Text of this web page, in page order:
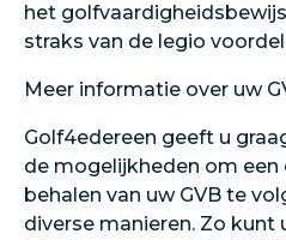
het
straks van de legio
Meer informatie over uw
Golf4edereen geeft u
de mogelijkheden om een
behalen van uw GVB te
diverse manieren. Zo kunt